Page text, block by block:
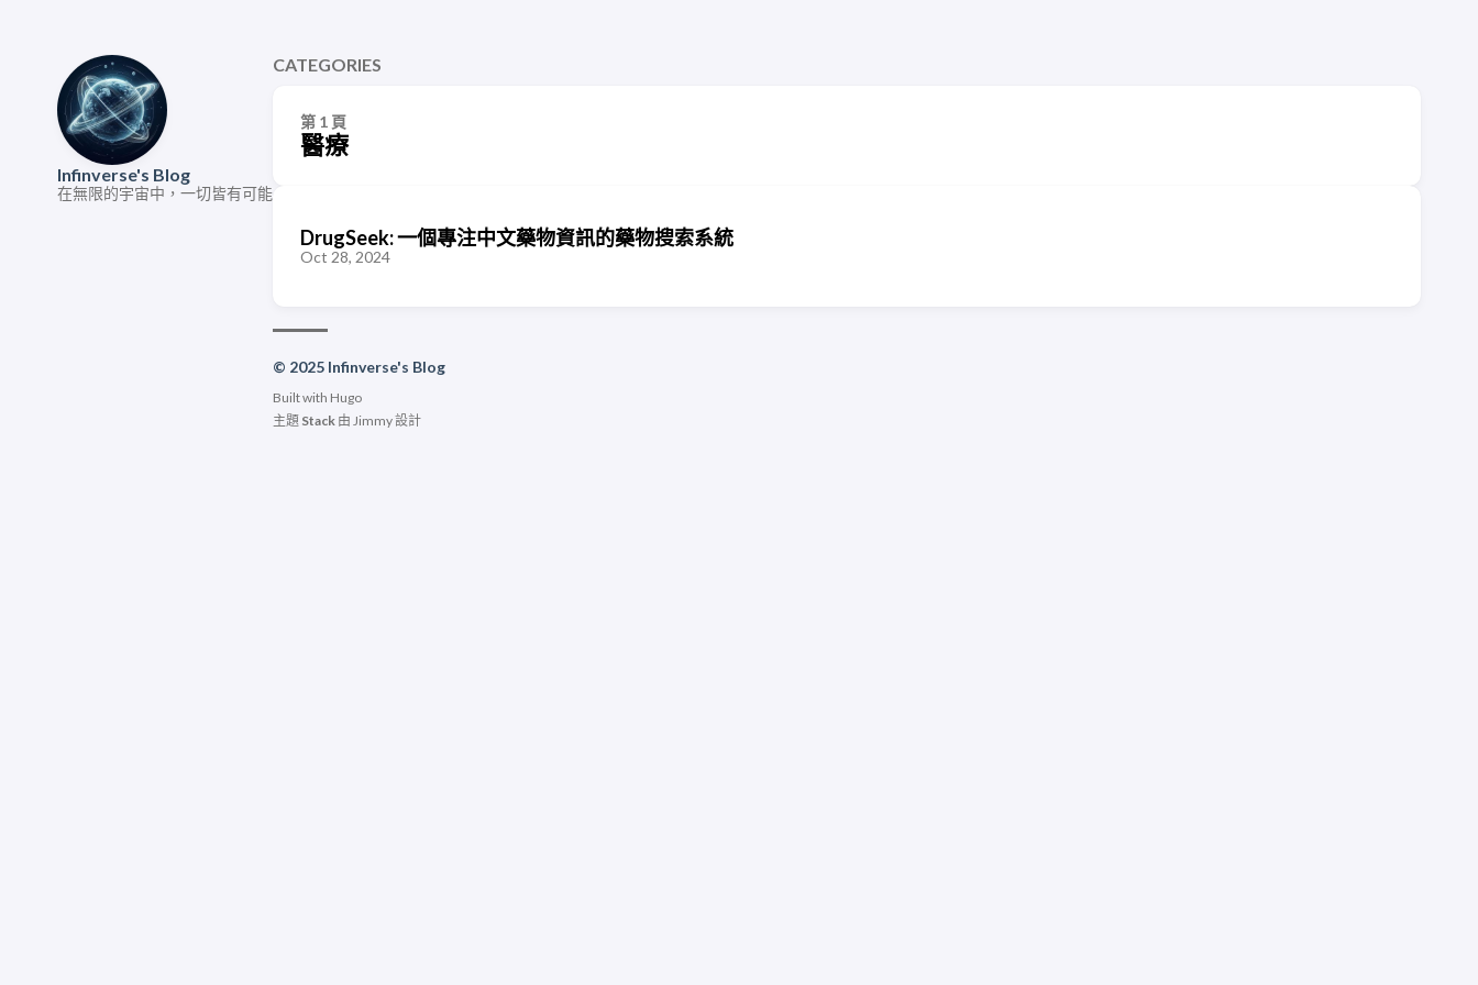
Infinverse's Blog
在無限的宇宙中，一切皆有可能
CATEGORIES
第 1 頁
醫療
DrugSeek: 一個專注中文藥物資訊的藥物搜索系統
Oct 28, 2024
© 2025 Infinverse's Blog
Built with Hugo
主題 Stack 由 Jimmy設計